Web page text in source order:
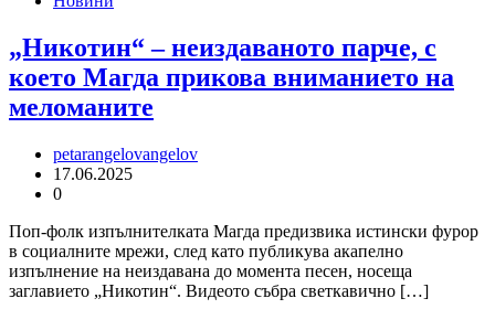
„Никотин“ – неиздаваното парче, с
което Магда прикова вниманието на
меломаните
petarangelovangelov
17.06.2025
0
Поп-фолк изпълнителката Магда предизвика истински фурор
в социалните мрежи, след като публикува акапелно
изпълнение на неиздавана до момента песен, носеща
заглавието „Никотин“. Видеото събра светкавично […]